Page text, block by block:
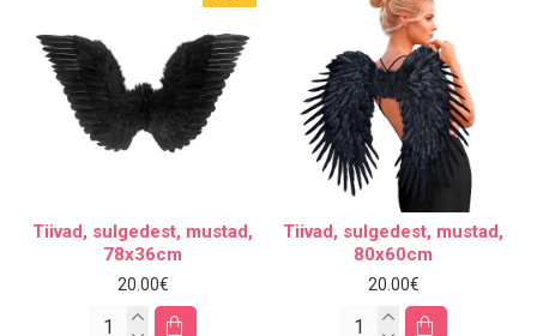
Tiivad, sulgedest, mustad,
78x36cm
20.00€
Tiivad, sulgedest, mustad,
80x60cm
20.00€